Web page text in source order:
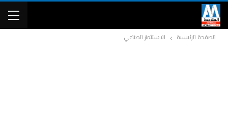
الصفحة الرئيسية الاستثمار الصناعي